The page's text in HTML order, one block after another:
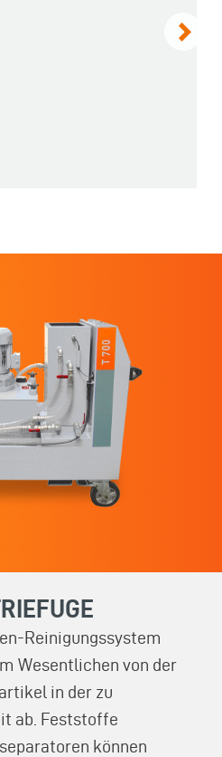
Reinigungssystem
Wesentlichen von der
in der zu
ab. Feststoffe
können